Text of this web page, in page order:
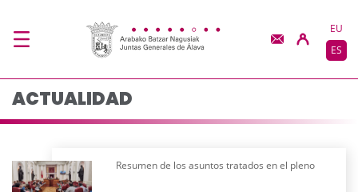
Actualidad - JJGG-
EU
ES
ACTUALIDAD
Resumen de los asuntos tratados en el pleno